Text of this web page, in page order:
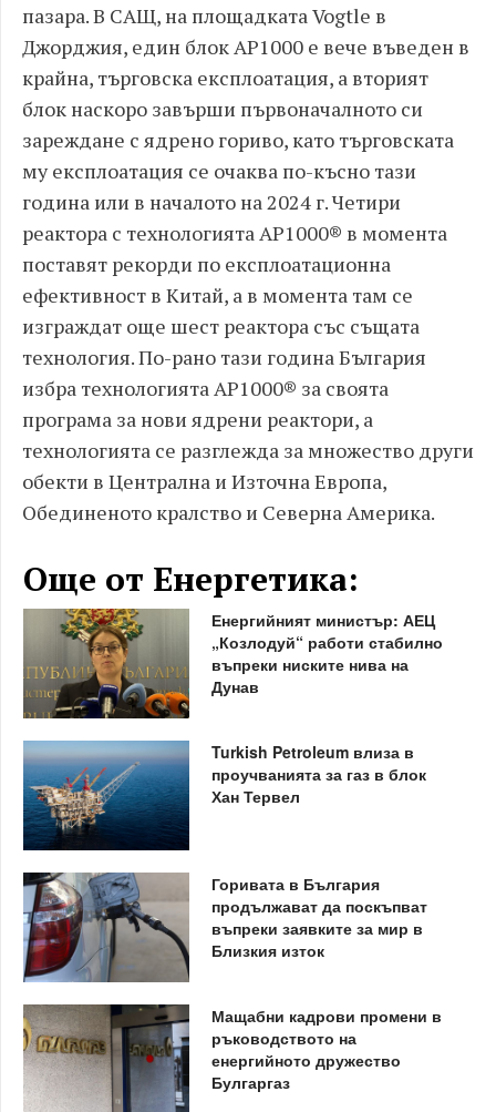
пазара. В САЩ, на площадката Vogtle в
Джорджия, един блок AP1000 е вече въведен в
крайна, търговска експлоатация, а вторият
блок наскоро завърши първоначалното си
зареждане с ядрено гориво, като търговската
му експлоатация се очаква по-късно тази
година или в началото на 2024 г. Четири
реактора с технологията AP1000® в момента
поставят рекорди по експлоатационна
ефективност в Китай, а в момента там се
изграждат още шест реактора със същата
технология. По-рано тази година България
избра технологията AP1000® за своята
програма за нови ядрени реактори, а
технологията се разглежда за множество други
обекти в Централна и Източна Европа,
Обединеното кралство и Северна Америка.
Още от Енергетика:
Енергийният министър: АЕЦ
„Козлодуй“ работи стабилно
въпреки ниските нива на
Дунав
Turkish Petroleum влиза в
проучванията за газ в блок
Хан Тервел
Горивата в България
продължават да поскъпват
въпреки заявките за мир в
Близкия изток
Мащабни кадрови промени в
ръководството на
енергийното дружество
Булгаргаз